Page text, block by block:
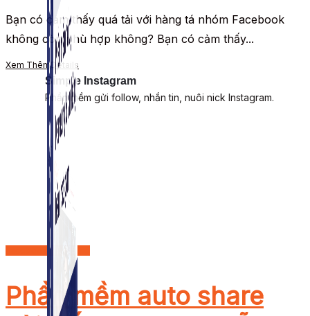
Simple Instagram
Phần mềm gửi follow, nhắn tin, nuôi nick Instagram.
Bạn có cảm thấy quá tải với hàng tá nhóm Facebook
không còn phù hợp không? Bạn có cảm thấy...
Xem ThêmDetails
Facebook Marketing
Phần mềm auto share